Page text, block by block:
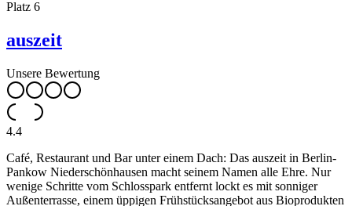
Platz 6
auszeit
Unsere Bewertung
4.4
Café, Restaurant und Bar unter einem Dach: Das auszeit in Berlin-
Pankow Niederschönhausen macht seinem Namen alle Ehre. Nur
wenige Schritte vom Schlosspark entfernt lockt es mit sonniger
Außenterrasse, einem üppigen Frühstücksangebot aus Bioprodukten